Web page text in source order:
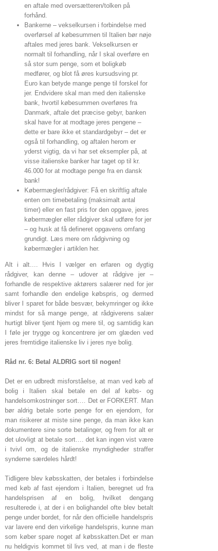
en aftale med oversætteren/tolken på
forhånd.
Bankerne – vekselkursen i forbindelse med
overførsel af købesummen til Italien bør nøje
aftales med jeres bank. Vekselkursen er
normalt til forhandling, når I skal overføre en
så stor sum penge, som et boligkøb
medfører, og blot få øres kursudsving pr.
Euro kan betyde mange penge til forskel for
jer. Endvidere skal man med den italienske
bank, hvortil købesummen overføres fra
Danmark, aftale det præcise gebyr, banken
skal have for at modtage jeres pengene –
dette er bare ikke et standardgebyr – det er
også til forhandling, og aftalen herom er
yderst vigtig, da vi har set eksempler på, at
visse italienske banker har taget op til kr.
46.000 for at modtage penge fra en dansk
bank!
Købermægler/rådgiver: Få en skriftlig aftale
enten om timebetaling (maksimalt antal
timer) eller en fast pris for den opgave, jeres
købermægler eller rådgiver skal udføre for jer
– og husk at få defineret opgavens omfang
grundigt. Læs mere om rådgivning og
købermægler i artiklen her.
Alt i alt…. Hvis I vælger en erfaren og dygtig
rådgiver, kan denne – udover at rådgive jer –
forhandle de respektive aktørers salærer ned for jer
samt forhandle den endelige købspris, og dermed
bliver I sparet for både besvær, bekymringer og ikke
mindst for så mange penge, at rådgiverens salær
hurtigt bliver tjent hjem og mere til, og samtidig kan
I føle jer trygge og koncentrere jer om glæden ved
jeres fremtidige italienske liv i jeres nye bolig.
Råd nr. 6: Betal ALDRIG sort til nogen!
Det er en udbredt misforståelse, at man ved køb af
bolig i Italien skal betale en del af købs- og
handelsomkostninger sort…. Det er FORKERT. Man
bør aldrig betale sorte penge for en ejendom, for
man risikerer at miste sine penge, da man ikke kan
dokumentere sine sorte betalinger, og frem for alt er
det ulovligt at betale sort…. det kan ingen vist være
i tvivl om, og de italienske myndigheder straffer
synderne særdeles hårdt!
Tidligere blev købsskatten, der betales i forbindelse
med køb af fast ejendom i Italien, beregnet ud fra
handelsprisen af en bolig, hvilket dengang
resulterede i, at der i en bolighandel ofte blev betalt
penge under bordet, for når den officielle handelspris
var lavere end den virkelige handelspris, kunne man
som køber spare noget af købsskatten.Det er man
nu heldigvis kommet til livs ved, at man i de fleste